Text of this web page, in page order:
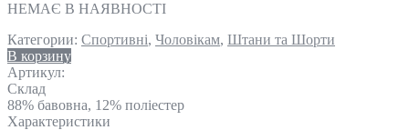
НЕМАЄ В НАЯВНОСТІ
Категории: Спортивні, Чоловікам, Штани та Шорти
В корзину
Артикул:
Склад
88% бавовна, 12% поліестер
Характеристики